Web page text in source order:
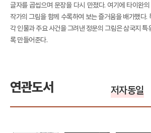
글자를 곱씹으며 문장을 다시 만졌다. 여기에 타이완
작가의 그림을 함께 수록하여 보는 즐거움을 배가했다.
각 인물과 주요 사건을 그려낸 정문의 그림은 삼국지 특
록 만들어준다.
연관도서 저자동일